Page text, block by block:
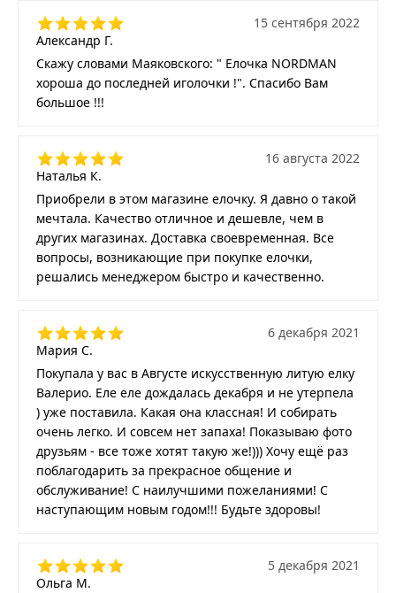
Александр Г.
15 сентября 2022
Скажу словами Маяковского: " Елочка NORDMAN
хороша до последней иголочки !". Спасибо Вам
большое !!!
Наталья К.
16 августа 2022
Приобрели в этом магазине елочку. Я давно о такой
мечтала. Качество отличное и дешевле, чем в
других магазинах. Доставка своевременная. Все
вопросы, возникающие при покупке елочки,
решались менеджером быстро и качественно.
Мария С.
6 декабря 2021
Покупала у вас в Августе искусственную литую елку
Валерио. Еле еле дождалась декабря и не утерпела
) уже поставила. Какая она классная! И собирать
очень легко. И совсем нет запаха! Показываю фото
друзьям - все тоже хотят такую же!))) Хочу ещё раз
поблагодарить за прекрасное общение и
обслуживание! С наилучшими пожеланиями! С
наступающим новым годом!!! Будьте здоровы!
Ольга М.
5 декабря 2021